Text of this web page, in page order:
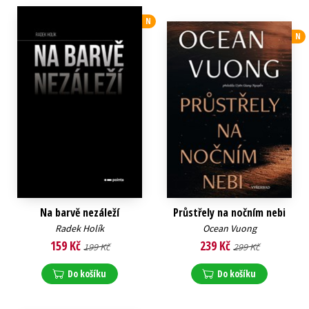
N
Na barvě nezáleží
Radek Holík
159 Kč 199 Kč
Do košíku
N
Průstřely na nočním nebi
Ocean Vuong
239 Kč 299 Kč
Do košíku